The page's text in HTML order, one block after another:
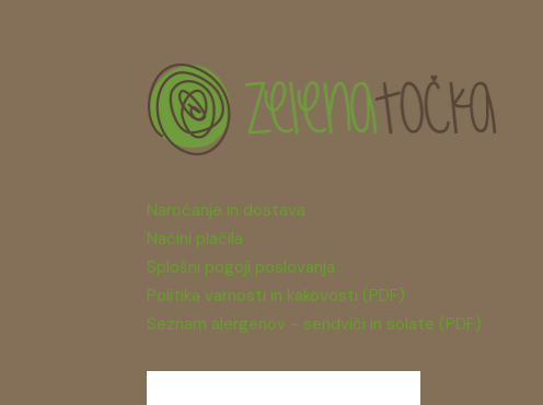
Naročanje in dostava
Načini plačila
Splošni pogoji poslovanja
Politika varnosti in kakovosti (PDF)
Seznam alergenov - sendviči in solate (PDF)